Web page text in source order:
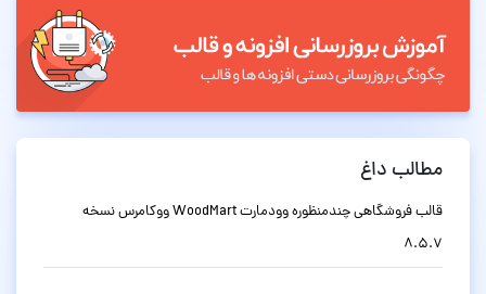
مطالب داغ
قالب فروشگاهی چندمنظوره وودمارت WoodMart ووکامرس نسخه
8.5.7